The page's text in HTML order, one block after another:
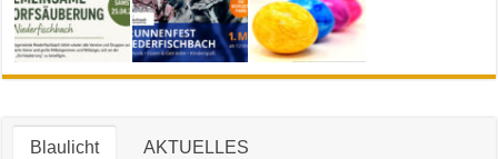
Blaulicht AKTUELLES